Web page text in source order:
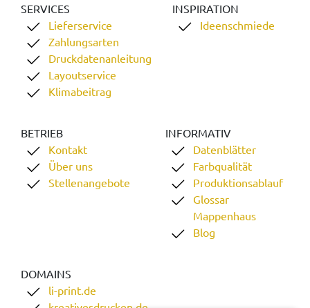
SERVICES
Lieferservice
Zahlungsarten
Druckdatenanleitung
Layoutservice
Klimabeitrag
INSPIRATION
Ideenschmiede
BETRIEB
Kontakt
Über uns
Stellenangebote
INFORMATIV
Datenblätter
Farbqualität
Produktionsablauf
Glossar
Mappenhaus
Blog
DOMAINS
li-print.de